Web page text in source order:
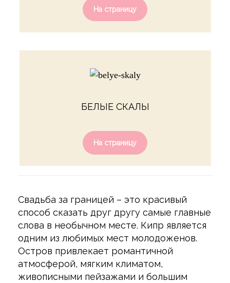
На страницу
БЕЛЫЕ СКАЛЫ
На страницу
Свадьба за границей – это красивый
способ сказать друг другу самые главные
слова в необычном месте. Кипр является
одним из любимых мест молодоженов.
Остров привлекает романтичной
атмосферой, мягким климатом,
живописными пейзажами и большим